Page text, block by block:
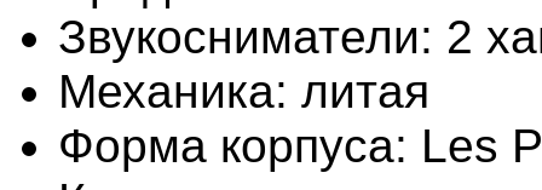
Звукосниматели: 2
Механика: литая
Форма корпуса: Les